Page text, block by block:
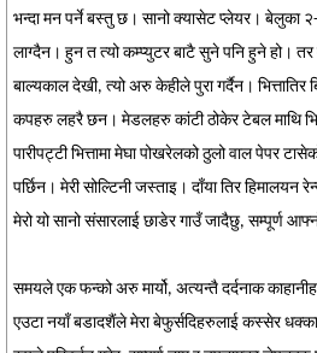
भन्दा मन पर्ने बस्तु छ। सानो क्यासेट प्लेयर। बेलुका २-
लाग्दैन। हुन त त्यो कम्प्युटर बाटै सुने पनि हुने हो।
बाल्यकाल देखी, त्यो अरु केहीले पुरा गर्दैन।
कपहरु लहरै छन। मेडलहरु कांटी ठोकेर टेबल माथि
पारीपट्टी भित्तामा मेघा पोखरेलको ठुलो वाल पेपर
पर्छिन। मेरी सोल्टिनी जस्ताइ। दाँया तिर हिमालयन
मेरो यो सानो संसारलाई छाडेर गाउँ जादैछु, सम्पूर्ण
समयले एक फन्को अरु मार्यो, अत्यन्तै दर्दनाक
एउटा नयाँ बडादशैंले मेरा बेफुर्सदिहरुलाई कस्सेर धक्का